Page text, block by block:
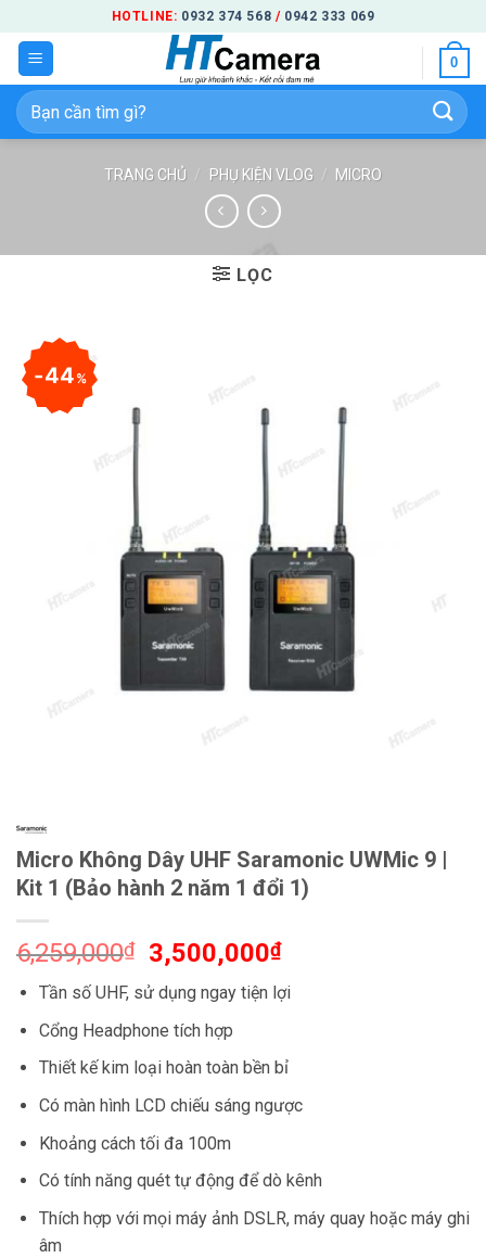
qua
nội
dung
HOTLINE: 0932 374 568 / 0942 333 069
0
Tìm
kiếm:
TRANG CHỦ / PHỤ KIỆN VLOG / MICRO
LỌC
44%
Micro Không Dây UHF Saramonic UWMic 9 |
Kit 1 (Bảo hành 2 năm 1 đổi 1)
6,259,000₫
Giá
gốc
là:
6,259,000₫.
3,500,000₫Giá
hiện
tại
3,500,000₫.
Tần số UHF, sử dụng ngay tiện lợi
Cổng Headphone tích hợp
Thiết kế kim loại hoàn toàn bền bỉ
Có màn hình LCD chiếu sáng ngược
Khoảng cách tối đa 100m
Có tính năng quét tự động để dò kênh
Thích hợp với mọi máy ảnh DSLR, máy quay hoặc máy ghi
âm